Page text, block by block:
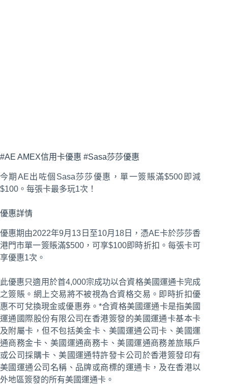
#AE AMEX信用卡優惠 #Sasa莎莎優惠
今期AE出咗個Sasa莎莎優惠，單一簽賬滿$500即減
$100。每張卡最多玩1次！
優惠詳情
優惠期由2022年9月13日至10月18日，憑AE卡於莎莎香
港門市單一簽賬滿$500，可享$100即時折扣。每張卡可
享優惠1次。
此優惠只適用於首4,000宗成功以合資格美國運通卡完成
之簽賬。網上交易將不被視為合資格交易。即時折扣優
惠不可兌換現金或優惠券。*合資格美國運通卡是指美國
運通國際股份有限公司在香港簽發的美國運通卡基本卡
及附屬卡，但不包括美金卡、美國運通公司卡、美國運
通商務金卡、美國運通商務卡、美國運通商務差旅賬戶
或公司採購卡、美國運通特許發卡公司於香港簽發印有
美國運通公司名稱、品牌或商標的運通卡，及在香港以
外地區簽發的所有美國運通卡。